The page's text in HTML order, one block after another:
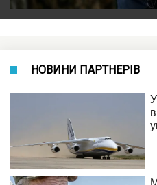
НОВИНИ ПАРТНЕРІВ